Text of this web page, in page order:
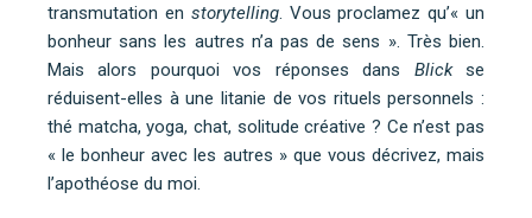
transmutation en storytelling. Vous proclamez qu’« un
bonheur sans les autres n’a pas de sens ». Très bien.
Mais alors pourquoi vos réponses dans Blickse
réduisent-elles à une litanie de vos rituels personnels :
thé matcha, yoga, chat, solitude créative ? Ce n’est pas
« le bonheur avec les autres » que vous décrivez, mais
l’apothéose du moi.